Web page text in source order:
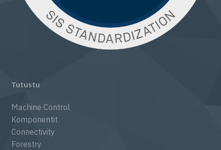
Tutustu
Machine Control
Komponentit
Connectivity
Forestry